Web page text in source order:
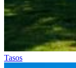
Tasos